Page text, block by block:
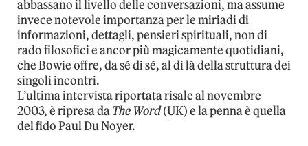
abbassano il livello delle conversazioni, ma assume
invece notevole importanza per le miriadi di
informazioni, dettagli, pensieri spirituali, non di
rado filosofici e ancor più magicamente quotidiani,
che Bowie offre, da sé di sé, al di là della struttura dei
singoli incontri.
L’ultima intervista riportata risale al novembre
2003, è ripresa daThe Word(UK) e la penna è quella
del fido Paul Du Noyer.